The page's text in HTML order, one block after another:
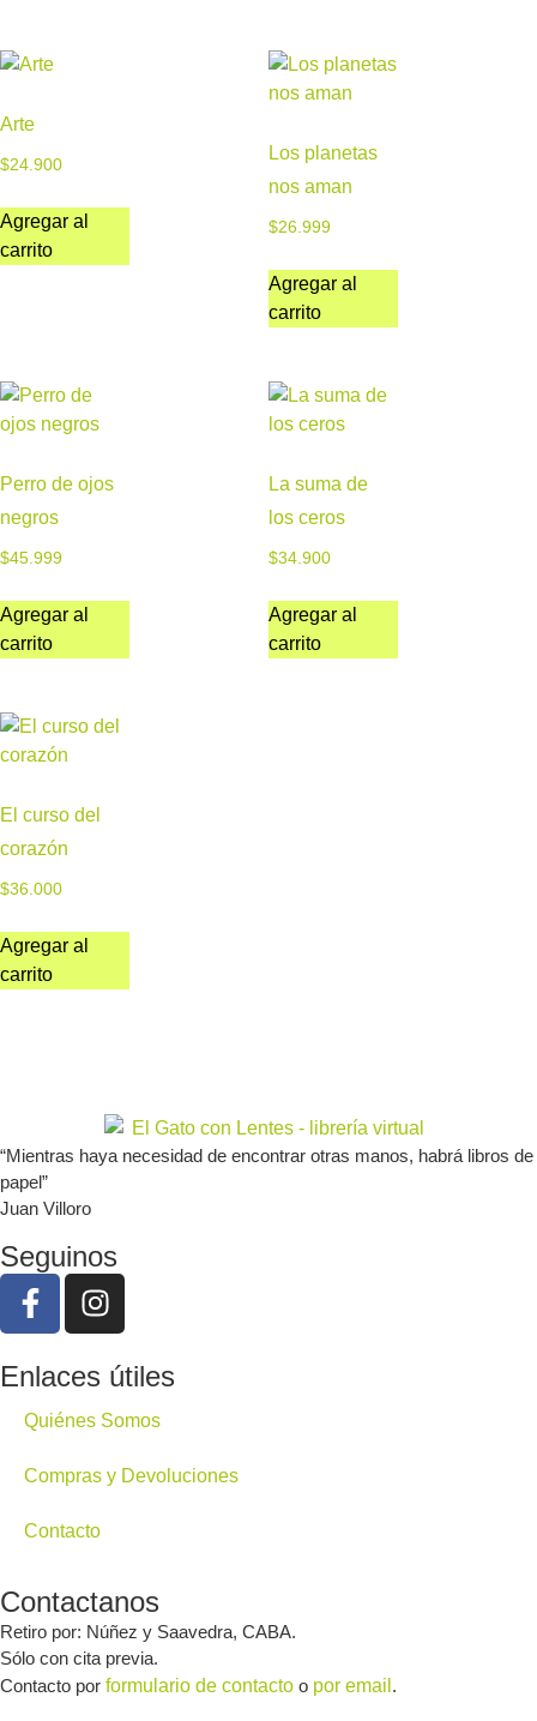
Arte
$24.900
Agregar al
carrito
Los planetas
nos aman
$26.999
Agregar al
carrito
Perro de ojos
negros
$45.999
Agregar al
carrito
La suma de
los ceros
$34.900
Agregar al
carrito
El curso del
corazón
$36.000
Agregar al
carrito
“Mientras haya necesidad de encontrar otras manos, habrá libros de
papel”
Juan Villoro
Seguinos
Enlaces útiles
Quiénes Somos
Compras y Devoluciones
Contacto
Contactanos
Retiro por: Núñez y Saavedra, CABA.
Sólo con cita previa.
Contacto por formulario de contacto o por email .